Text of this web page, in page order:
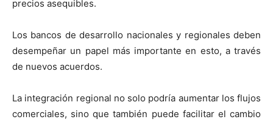
precios asequibles.
Los bancos de desarrollo nacionales y regionales deben
desempeñar un papel más importante en esto, a través
de nuevos acuerdos.
La integración regional no solo podría aumentar los flujos
comerciales, sino que también puede facilitar el cambio